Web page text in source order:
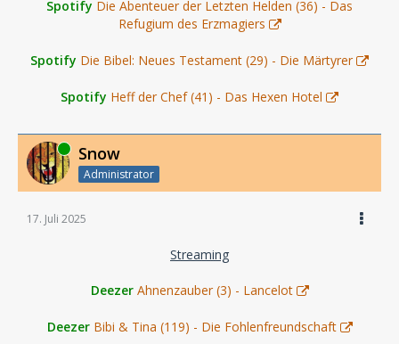
Spotify Die Abenteuer der Letzten Helden (36) - Das
Refugium des Erzmagiers
Spotify Die Bibel: Neues Testament (29) - Die Märtyrer
Spotify Heff der Chef (41) - Das Hexen Hotel
Online Snow
Administrator
17. Juli 2025
Streaming
Deezer Ahnenzauber (3) - Lancelot
Deezer Bibi & Tina (119) - Die Fohlenfreundschaft